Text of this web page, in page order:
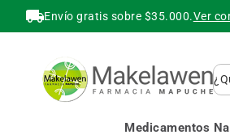
Envío gratis sobre $35.000.Ver
Medicamentos